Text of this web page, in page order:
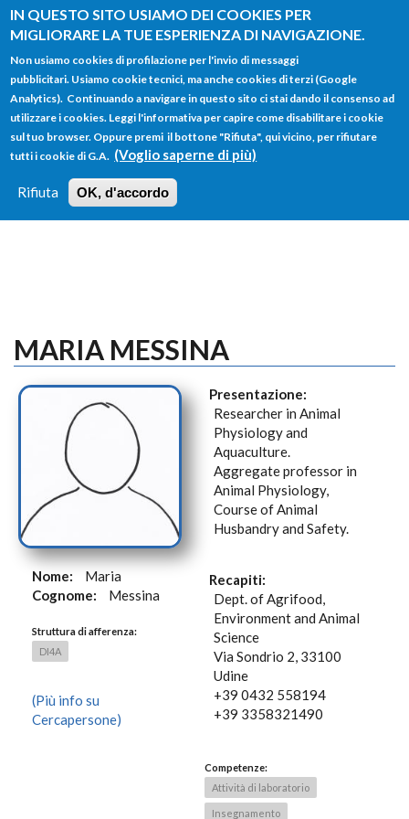
IN QUESTO SITO USIAMO DEI COOKIES PER
MIGLIORARE LA TUE ESPERIENZA DI NAVIGAZIONE.
Non usiamo cookies di profilazione per l'invio di messaggi
pubblicitari. Usiamo cookie tecnici, ma anche cookies di terzi (Google
Analytics). Continuando a navigare in questo sito ci stai dando il consenso ad
utilizzare i cookies. Leggi l'informativa per capire come disabilitare i cookie
sul tuo browser. Oppure premi il bottone "Rifiuta", qui vicino, per rifiutare
tutti i cookie di G.A. (Voglio saperne di più)
Rifiuta OK, d'accordo
Salta al contenuto principale
FORM
DI
RICERCA
Main menu
HOME TUTTI I PROFILI
LOGIN
MARIA MESSINA
Nome:
Maria
Cognome:
Messina
Struttura di afferenza:
DI4A
(Più info su
Cercapersone)
Presentazione:
Researcher in Animal
Physiology and
Aquaculture.
Aggregate professor in
Animal Physiology,
Course of Animal
Husbandry and Safety.
Recapiti:
Dept. of Agrifood,
Environment and Animal
Science
Via Sondrio 2, 33100
Udine
+39 0432 558194
+39 3358321490
Competenze:
Attività di laboratorio
Insegnamento